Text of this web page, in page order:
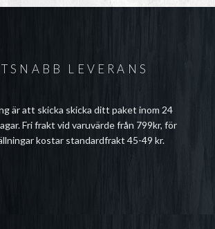
LEVERANS
är att skicka skicka ditt paket inom 24
Fri frakt vid varuvärde från 799kr, för
kostar standardfrakt 45-49 kr.